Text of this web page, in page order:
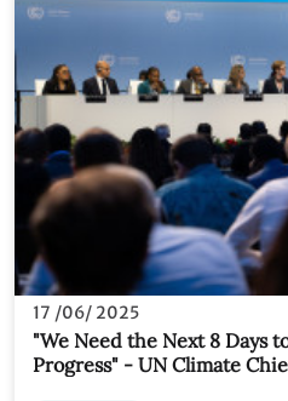
17 /06/ 2025
"We Need the Next 8 Days
Progress" - UN Climate